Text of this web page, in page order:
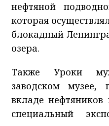
нефтяной
которая
блокадный
озера.
Также Уроки
заводском музее,
вкладе
специальный